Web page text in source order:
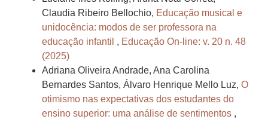
Claudia Ribeiro Bellochio, Educação musical e
unidocência: modos de ser professora na
educação infantil , Educação On-line: v. 20 n. 48
(2025)
Adriana Oliveira Andrade, Ana Carolina
Bernardes Santos, Álvaro Henrique Mello Luz, O
otimismo nas expectativas dos estudantes do
ensino superior: uma análise de sentimentos ,